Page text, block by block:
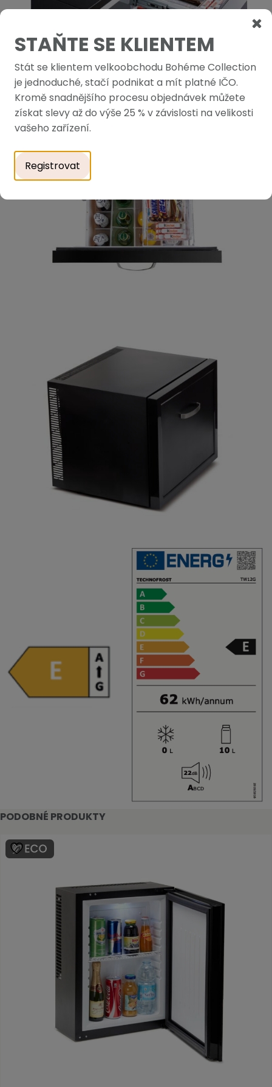
PODOBNÉ PRODUKTY
STAŇTE SE KLIENTEM
Stát se klientem velkoobchodu Bohéme Collection
je jednoduché, stačí podnikat a mít platné IČO.
Kromě snadnějšího procesu objednávek můžete
získat slevy až do výše 25 % v závislosti na velikosti
vašeho zařízení.
Registrovat